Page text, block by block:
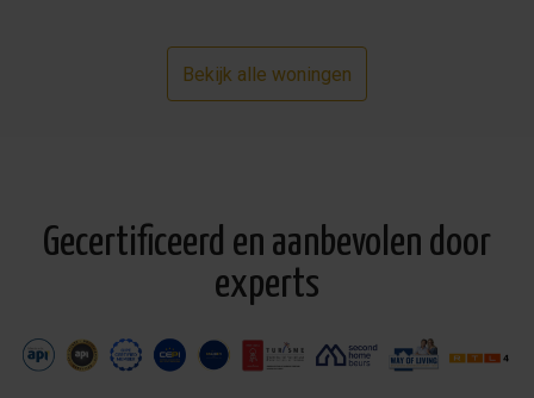
Bekijk alle woningen
Gecertificeerd en aanbevolen door
experts